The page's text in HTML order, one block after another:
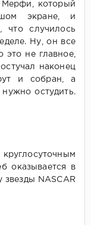
Мерфи, который
экране, и
случилось
Ну, он все
это не главное,
наконец
и собран, а
остудить.
оказывается в
NASCAR